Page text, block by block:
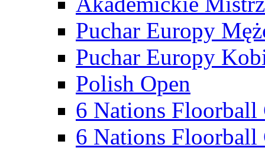
Puchar Europy
Puchar Europy
Polish Open
6 Nations Floorball
6 Nations Floorball